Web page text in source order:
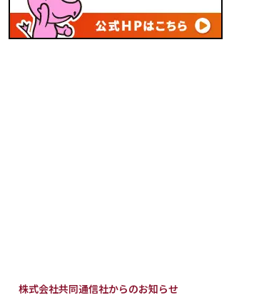
株式会社共同通信社からのお知らせ